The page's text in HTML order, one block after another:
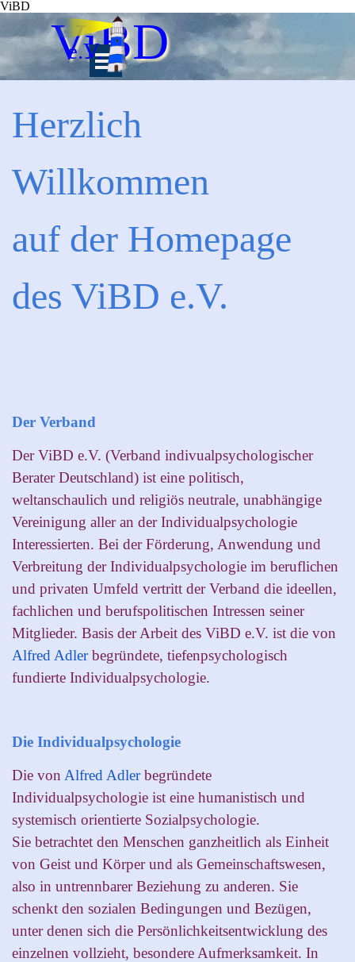
ViBD
Direkt zum Seiteninhalt
ViBD
e.V.Menü überspringen
Herzlich
Willkommen
auf der Homepage
des ViBD e.V.
Der Verband
Der ViBD e.V. (Verband indivualpsychologischer
Berater Deutschland) ist eine politisch,
weltanschaulich und religiös neutrale, unabhängige
Vereinigung aller an der Individualpsychologie
Interessierten. Bei der Förderung, Anwendung und
Verbreitung der Individualpsychologie im beruflichen
und privaten Umfeld vertritt der Verband die ideellen,
fachlichen und berufspolitischen Intressen seiner
Mitglieder. Basis der Arbeit des ViBD e.V. ist die von
Alfred Adler begründete, tiefenpsychologisch
fundierte Individualpsychologie.
Die Individualpsychologie
Die von Alfred Adlerbegründete
Individualpsychologie ist eine humanistisch und
systemisch orientierte Sozialpsychologie.
Sie betrachtet den Menschen ganzheitlich als Einheit
von Geist und Körper und als Gemeinschaftswesen,
also in untrennbarer Beziehung zu anderen. Sie
schenkt den sozialen Bedingungen und Bezügen,
unter denen sich die Persönlichkeitsentwicklung des
einzelnen vollzieht, besondere Aufmerksamkeit. In